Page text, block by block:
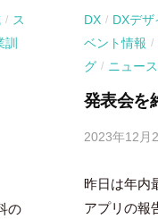
/ ス
訓
の
DX / DXデ
ベント情報 /
グ / ニュース
発表会を
2023年12月
昨日は年内
アプリの報